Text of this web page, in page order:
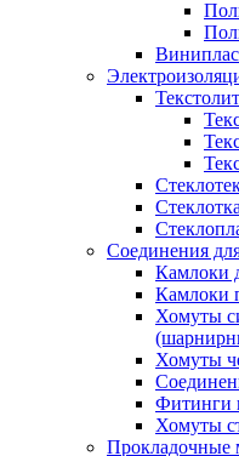
Текстолит
Соединения
Камлоки
Камлоки
Хомуты
Хомуты
Фитинги
Хомуты
Прокладочные